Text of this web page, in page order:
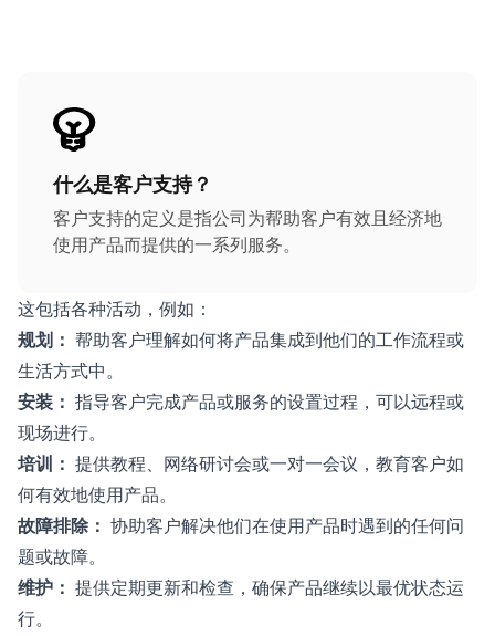
什么是客户支持？
客户支持的定义是指公司为帮助客户有效且经济地
使用产品而提供的一系列服务。
这包括各种活动，例如：
规划： 帮助客户理解如何将产品集成到他们的工作流程或
生活方式中。
安装： 指导客户完成产品或服务的设置过程，可以远程或
现场进行。
培训： 提供教程、网络研讨会或一对一会议，教育客户如
何有效地使用产品。
故障排除： 协助客户解决他们在使用产品时遇到的任何问
题或故障。
维护： 提供定期更新和检查，确保产品继续以最优状态运
行。